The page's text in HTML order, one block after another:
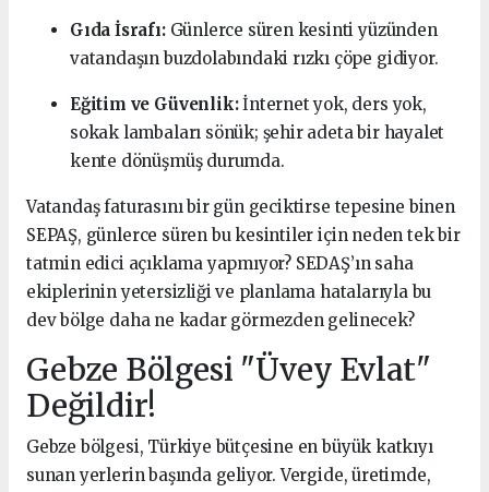
Gıda İsrafı:Günlerce süren kesinti yüzünden
vatandaşın buzdolabındaki rızkı çöpe gidiyor.
Eğitim ve Güvenlik:İnternet yok, ders yok,
sokak lambaları sönük; şehir adeta bir hayalet
kente dönüşmüş durumda.
Vatandaş faturasını bir gün geciktirse tepesine binen
SEPAŞ, günlerce süren bu kesintiler için neden tek bir
tatmin edici açıklama yapmıyor? SEDAŞ’ın saha
ekiplerinin yetersizliği ve planlama hatalarıyla bu
dev bölge daha ne kadar görmezden gelinecek?
Gebze Bölgesi "Üvey Evlat"
Değildir!
Gebze bölgesi, Türkiye bütçesine en büyük katkıyı
sunan yerlerin başında geliyor. Vergide, üretimde,